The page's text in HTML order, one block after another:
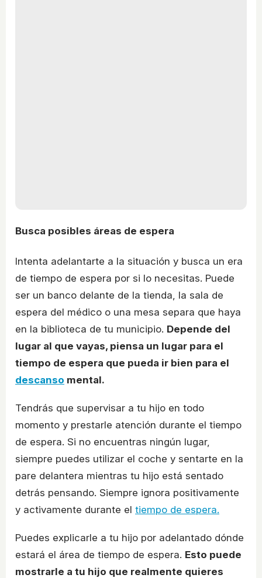
Busca posibles áreas de espera
Intenta adelantarte a la situación y busca un era
de tiempo de espera por si lo necesitas. Puede
ser un banco delante de la tienda, la sala de
espera del médico o una mesa separa que haya
en la biblioteca de tu municipio. Depende del
lugar al que vayas, piensa un lugar para el
tiempo de espera que pueda ir bien para el
descanso mental.
Tendrás que supervisar a tu hijo en todo
momento y prestarle atención durante el tiempo
de espera. Si no encuentras ningún lugar,
siempre puedes utilizar el coche y sentarte en la
pare delantera mientras tu hijo está sentado
detrás pensando. Siempre ignora positivamente
y activamente durante el tiempo de espera.
Puedes explicarle a tu hijo por adelantado dónde
estará el área de tiempo de espera. Esto puede
mostrarle a tu hijo que realmente quieres